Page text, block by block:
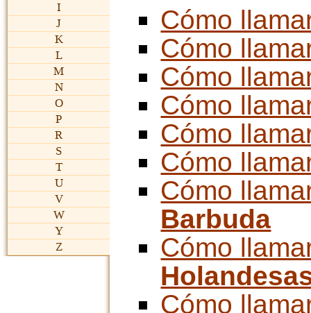
I
J
K
L
M
N
O
P
R
S
T
U
V
W
Y
Z
Cómo
Cómo
Cómo
Cómo
Cómo
Cómo
Cómo
Barbuda
Cómo
Cómo